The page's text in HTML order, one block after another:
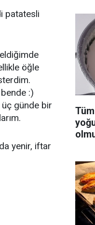
patatesli
öğle
:)
günde bir
yenir, iftar